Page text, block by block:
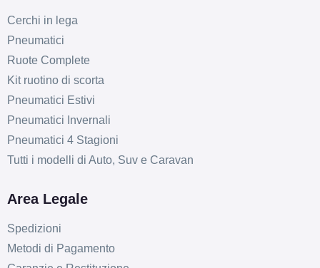
Cerchi in lega
Pneumatici
Ruote Complete
Kit ruotino di scorta
Pneumatici Estivi
Pneumatici Invernali
Pneumatici 4 Stagioni
Tutti i modelli di Auto, Suv e Caravan
Area Legale
Spedizioni
Metodi di Pagamento